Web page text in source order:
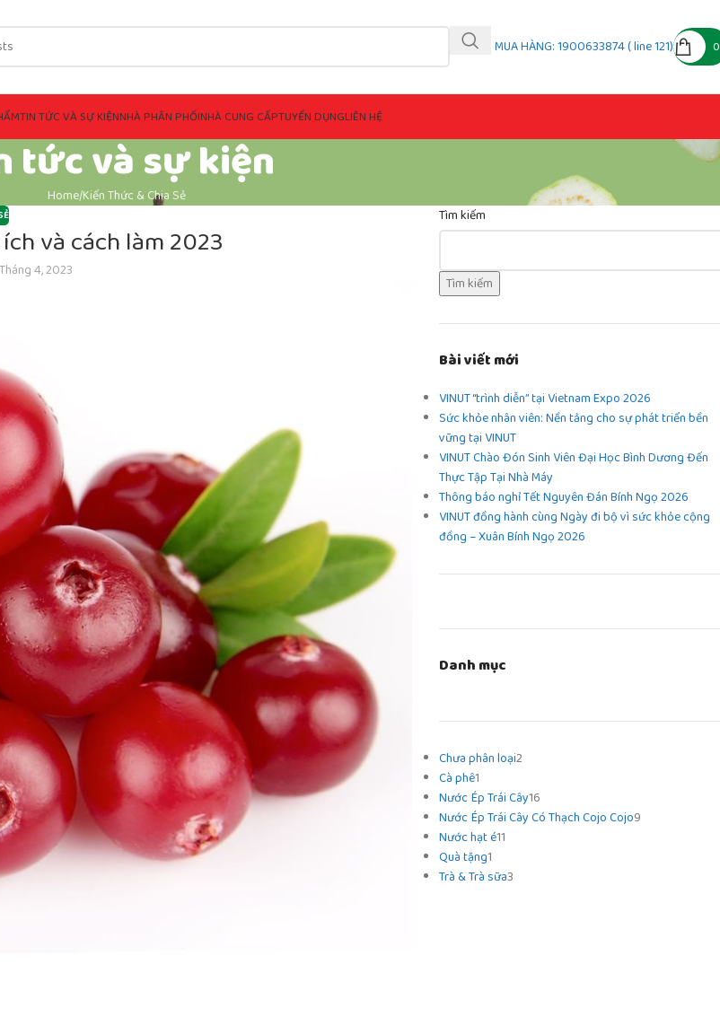
MUA HÀNG: 1900633874 ( line 121)
TIN TỨC VÀ SỰ KIỆNNHÀ PHÂN PHỐINHÀ CUNG CẤPTUYỂN DỤNGLIÊN HỆ
tức và sự kiện
HomeKiến Thức & Chia Sẻ
và cách làm 2023
4, 2023
Tìm kiếm
Tìm kiếm
Bài viết mới
VINUT “trình diễn” tại Vietnam Expo 2026
Sức khỏe nhân viên: Nền tảng cho sự phát triển bền
vững tại VINUT
VINUT Chào Đón Sinh Viên Đại Học Bình Dương Đến
Thực Tập Tại Nhà Máy
Thông báo nghỉ Tết Nguyên Đán Bính Ngọ 2026
VINUT đồng hành cùng Ngày đi bộ vì sức khỏe cộng
đồng – Xuân Bính Ngọ 2026
Danh mục
Chưa phân loại2
Cà phê1
Nước Ép Trái Cây16
Nước Ép Trái Cây Có Thạch Cojo Cojo9
Nước hạt é11
Quà tặng1
Trà & Trà sữa3